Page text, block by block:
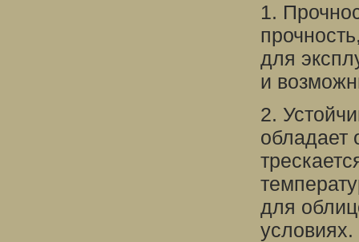
1.
для
и
2.
обладает
для
условиях.